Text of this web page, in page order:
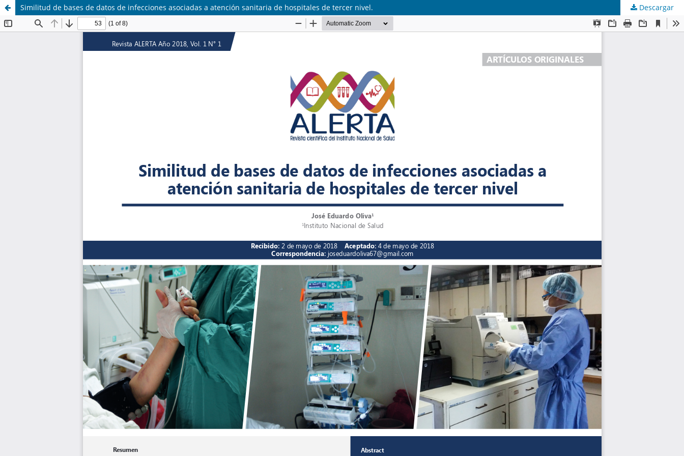
Similitud de bases de datos de infecciones asociadas a atención sanitaria de hospitales de tercer nivel. Descargar